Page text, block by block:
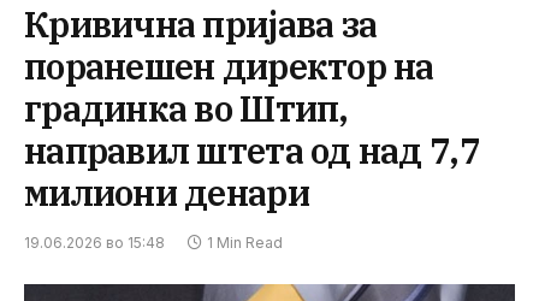
Кривична пријава за
поранешен директор на
градинка во Штип,
направил штета од над 7,7
милиони денари
19.06.2026 во 15:48 1 Min Read